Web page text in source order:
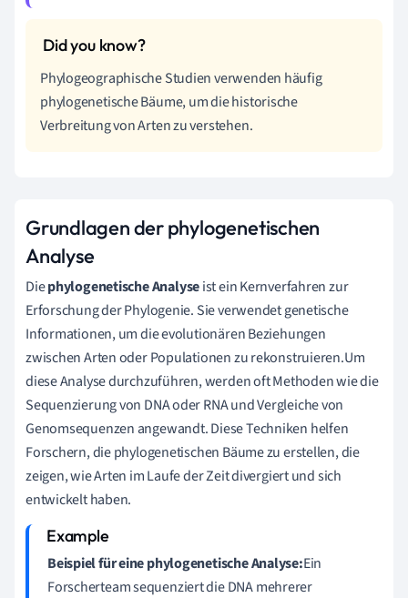
Phylogeographische Studien verwenden häufig
phylogenetische Bäume, um die historische
Verbreitung von Arten zu verstehen.
Grundlagen der phylogenetischen
Analyse
Diephylogenetische Analyseist ein Kernverfahren zur
Erforschung der Phylogenie. Sie verwendet genetische
Informationen, um die evolutionären Beziehungen
zwischen Arten oder Populationen zu rekonstruieren.Um
diese Analyse durchzuführen, werden oft Methoden wie die
Sequenzierung von DNA oder RNA und Vergleiche von
Genomsequenzen angewandt. Diese Techniken helfen
Forschern, die phylogenetischen Bäume zu erstellen, die
zeigen, wie Arten im Laufe der Zeit divergiert und sich
entwickelt haben.
Beispiel für eine phylogenetische Analyse:Ein
Forscherteam sequenziert die DNA mehrerer